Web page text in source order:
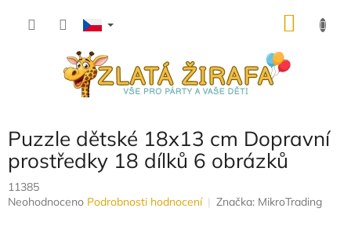
Puzzle dětské 18x13 cm Dopravní
prostředky 18 dílků 6 obrázků
11385
Průměrné
Neohodnoceno Podrobnosti hodnocení Značka: MikroTrading